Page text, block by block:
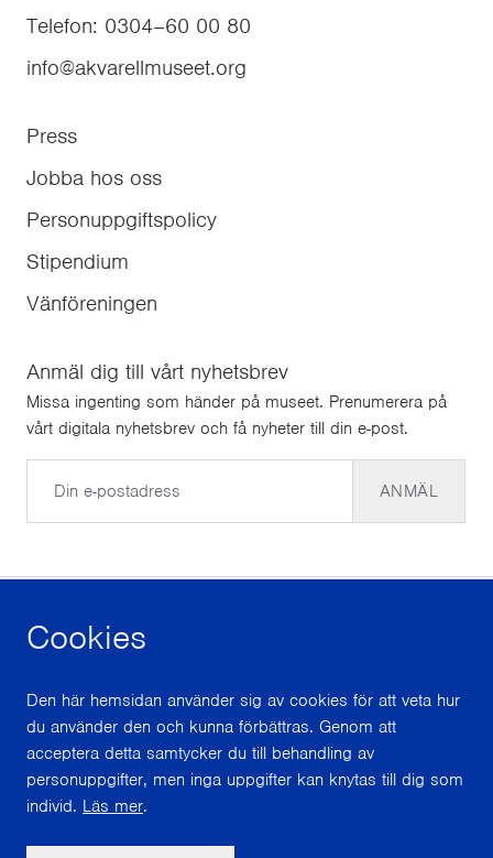
Cookies
Den här hemsidan använder sig av cookies för att veta hur
du använder den och kunna förbättras. Genom att
acceptera detta samtycker du till behandling av
personuppgifter, men inga uppgifter kan knytas till dig som
individ. Läs mer.
Telefon: 0304–60 00 80
info@akvarellmuseet.org
Press
Jobba hos oss
Personuppgiftspolicy
Stipendium
Vänföreningen
Anmäl dig till vårt nyhetsbrev
Missa ingenting som händer på museet. Prenumerera på
vårt digitala nyhetsbrev och få nyheter till din e-post.
ANMÄL
Med stöd från